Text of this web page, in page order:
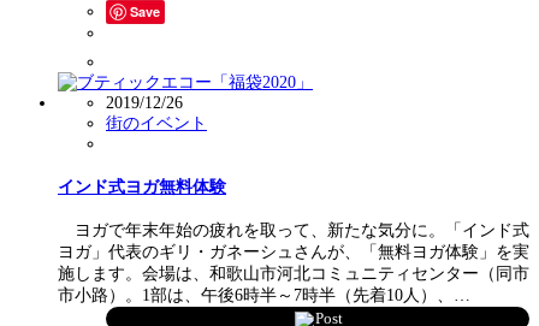
Save
2019/12/26
街のイベント
インド式ヨガ無料体験
ヨガで年末年始の疲れを取って、新たな気分に。「インド式
ヨガ」代表のギリ・ガネーシュさんが、「無料ヨガ体験」を実
施します。会場は、和歌山市河北コミュニティセンター（同市
市小路）。1部は、午後6時半～7時半（先着10人）、…
Post